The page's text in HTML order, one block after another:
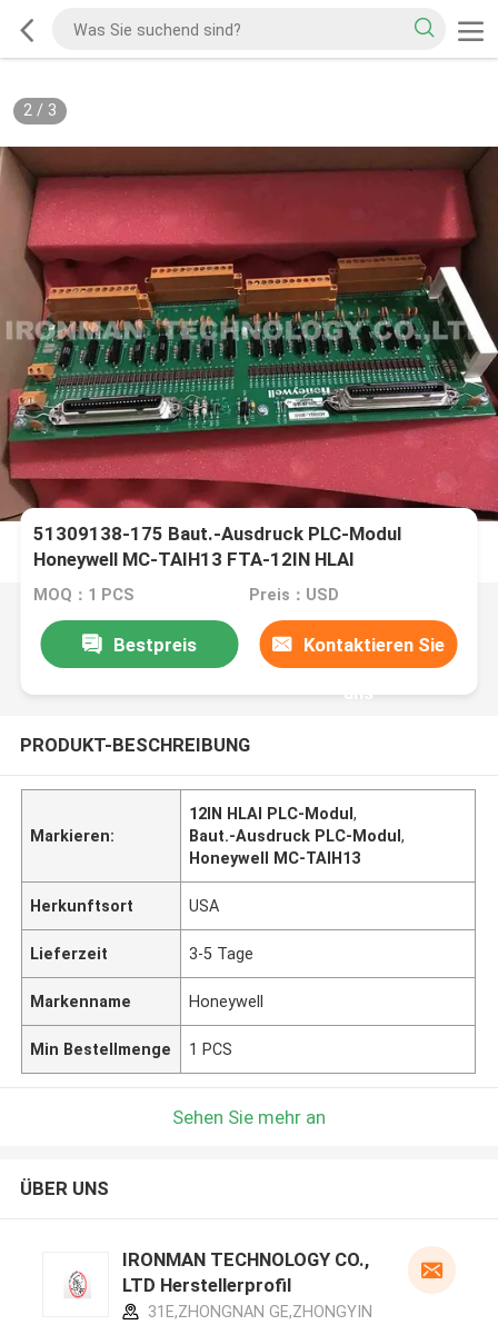
2/ 3
51309138-175 Baut.-Ausdruck PLC-Modul
Honeywell MC-TAIH13 FTA-12IN HLAI
MOQ：1 PCS Preis：USD
Bestpreis Kontaktieren Sie
uns
PRODUKT-BESCHREIBUNG
Markieren:
12IN HLAI PLC-Modul,
Baut.-Ausdruck PLC-Modul,
Honeywell MC-TAIH13
Herkunftsort USA
Lieferzeit 3-5 Tage
Markenname Honeywell
Min Bestellmenge 1 PCS
Sehen Sie mehr an
ÜBER UNS
IRONMAN TECHNOLOGY CO.,
LTD Herstellerprofil
31E,ZHONGNAN GE,ZHONGYIN